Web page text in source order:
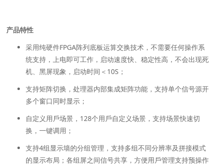
产品特性
采⽤纯硬件FPGA阵列底板运算交换技术，不需要任何操作系
统⽀持，上电即可⼯作，启动速度快、稳定性⾼，不会出现死
机、⿊屏现象，启动时间＜10S；
⽀持矩阵切换，处理器内部集成矩阵功能，⽀持单个信号源开
多个窗⼝同时显⽰；
⾃定义⽤⼾场景，128个⽤⼾⾃定义场景，⽀持场景快速切
换，⼀键调⽤；
⽀持4组显⽰墙的分组管理，⽀持多组不同分辨率及拼接模式
的显⽰布局；各组屏之间信号共享，⽅便⽤⼾管理⽀持预操作